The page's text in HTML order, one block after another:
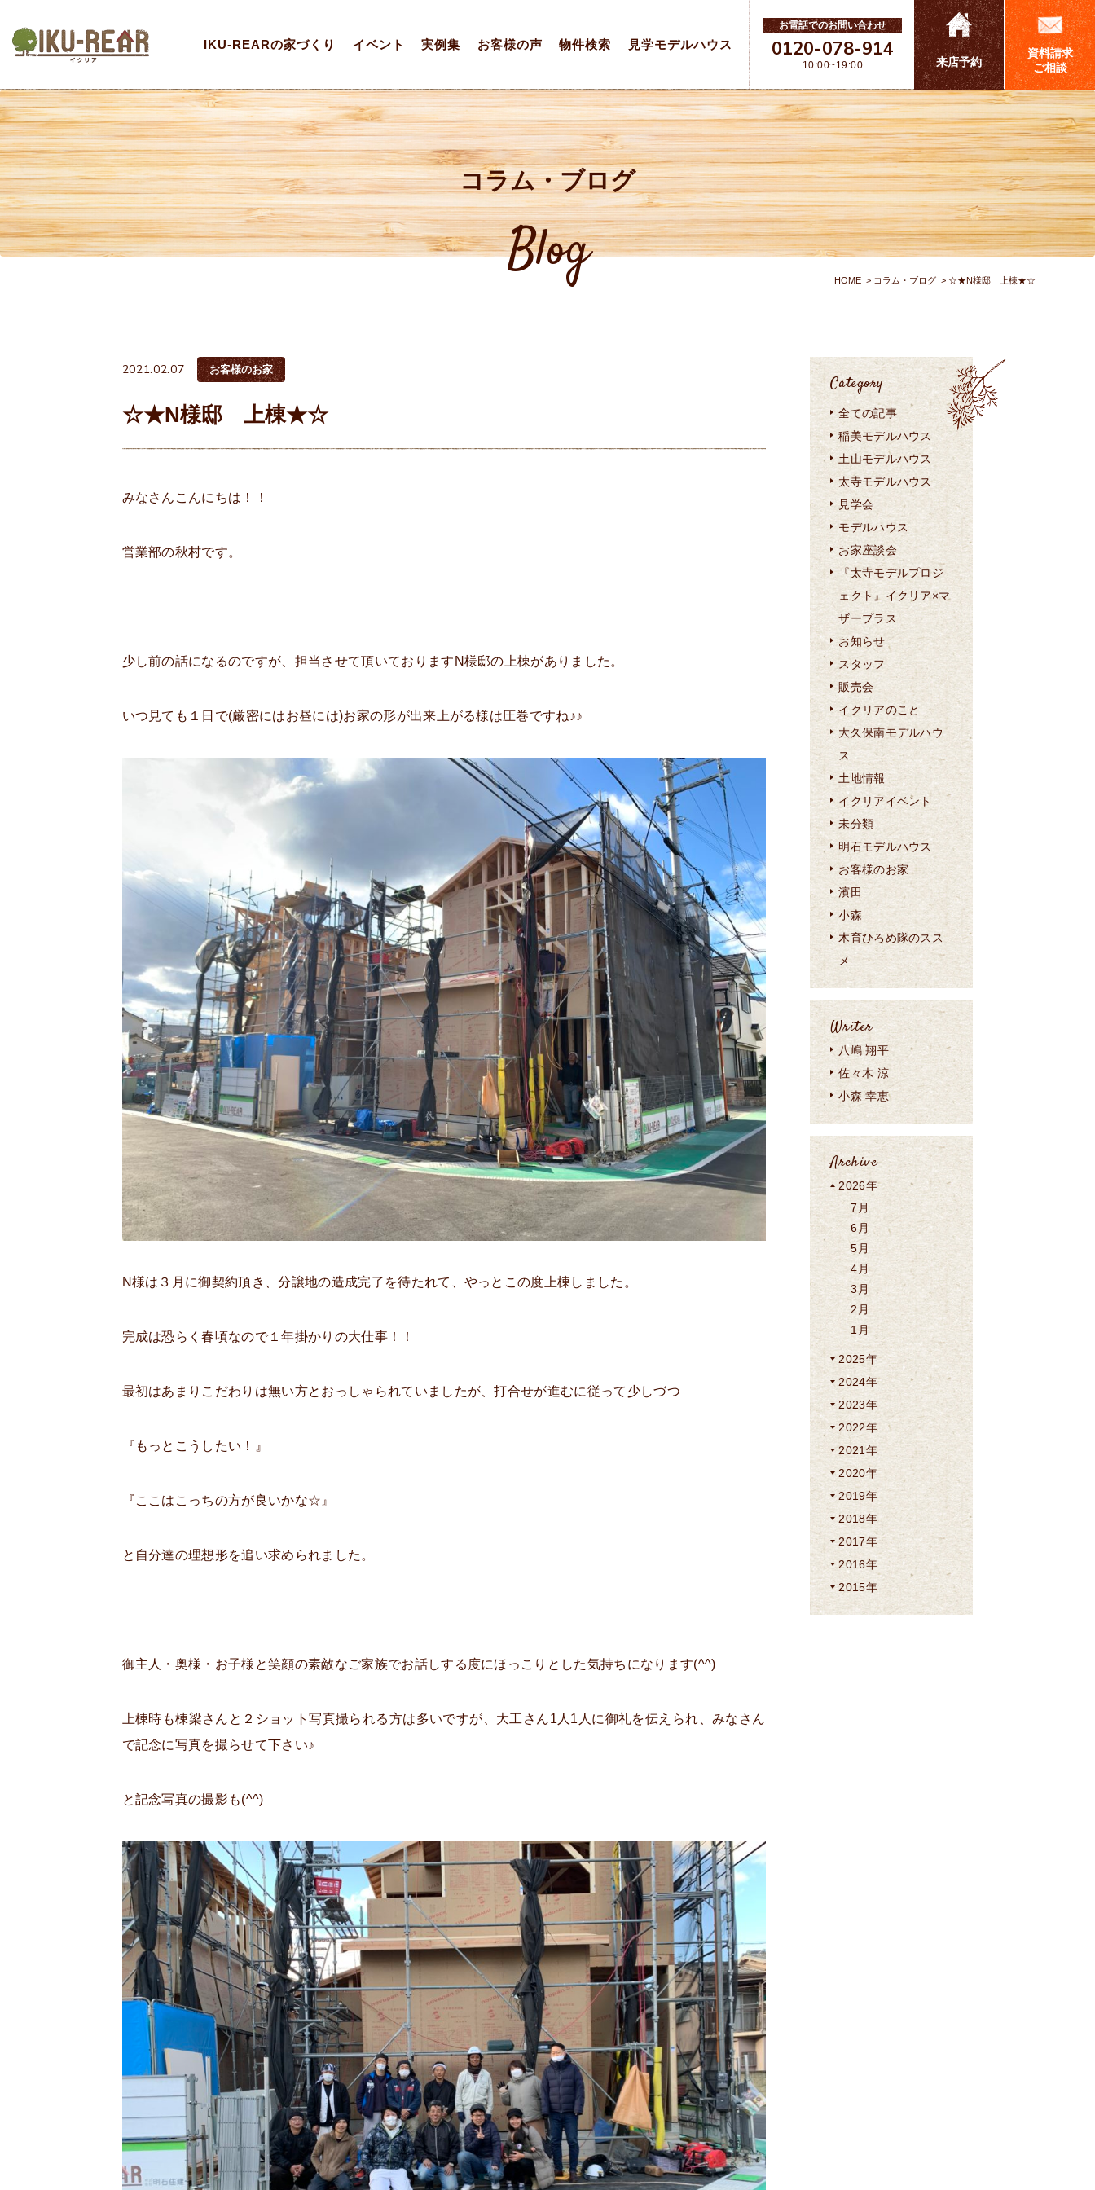
IKU-REARの家づくり イベント 実例集 お客様の声 物件検索 見学モデルハウス
お電話でのお問い合わせ
0120-078-914
10:00~19:00 来店予約
資料請求
ご相談
コラム・ブログ
Blog HOME コラム・ブログ ☆★N様邸 上棟★☆
2021.02.07 お客様のお家
☆★N様邸 上棟★☆
みなさんこんにちは！！
営業部の秋村です。
少し前の話になるのですが、担当させて頂いておりますN様邸の上棟がありました。
いつ見ても１日で(厳密にはお昼には)お家の形が出来上がる様は圧巻ですね♪♪
N様は３月に御契約頂き、分譲地の造成完了を待たれて、やっとこの度上棟しました。
完成は恐らく春頃なので１年掛かりの大仕事！！
最初はあまりこだわりは無い方とおっしゃられていましたが、打合せが進むに従って少しづつ
『もっとこうしたい！』
『ここはこっちの方が良いかな☆』
と自分達の理想形を追い求められました。
御主人・奥様・お子様と笑顔の素敵なご家族でお話しする度にほっこりとした気持ちになります(^^)
上棟時も棟梁さんと２ショット写真撮られる方は多いですが、大工さん1人1人に御礼を伝えられ、みなさん
で記念に写真を撮らせて下さい♪
と記念写真の撮影も(^^)
Category
全ての記事
稲美モデルハウス
土山モデルハウス
太寺モデルハウス
見学会
モデルハウス
お家座談会
『太寺モデルプロジ
ェクト』イクリア×マ
ザープラス
お知らせ
スタッフ
販売会
イクリアのこと
大久保南モデルハウ
ス
土地情報
イクリアイベント
未分類
明石モデルハウス
お客様のお家
濱田
小森
木育ひろめ隊のスス
メ
Writer
八嶋 翔平
佐々木 涼
小森 幸恵
Archive
2026年
7月
6月
5月
4月
3月
2月
1月
2025年
2024年
2023年
2022年
2021年
2020年
2019年
2018年
2017年
2016年
2015年